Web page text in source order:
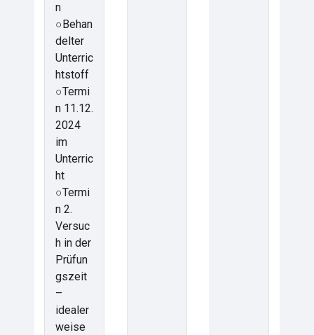
n
○Behan
delter
Unterric
htstoff
○Termi
n 11.12.
2024
im
Unterric
ht
○Termi
n 2.
Versuc
h in der
Prüfun
gszeit
–
idealer
weise